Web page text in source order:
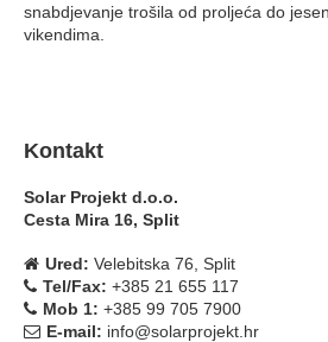
snabdjevanje trošila od proljeća do
vikendima.
Kontakt
Solar Projekt d.o.o.
Cesta Mira 16, Split
Ured: Velebitska 76, Split
Tel/Fax: +385 21 655 117
Mob 1: +385 99 705 7900
E-mail: info@solarprojekt.hr